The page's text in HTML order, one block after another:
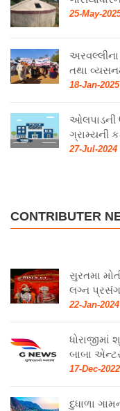
25-May-
અરવલ્લીના
તથા
18-Jan-2025
ઓલપાડની
ગ્રામ્યની
27-Jul-2024
CONTRIBUTER
સુરતમા
લગ્ન
22-Jan-2024
બાબા
17-Dec-2022
દુધાળા